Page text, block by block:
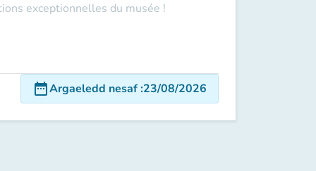
exceptionnelles du musée !
date_rangeArgaeledd nesaf:23/08/2026